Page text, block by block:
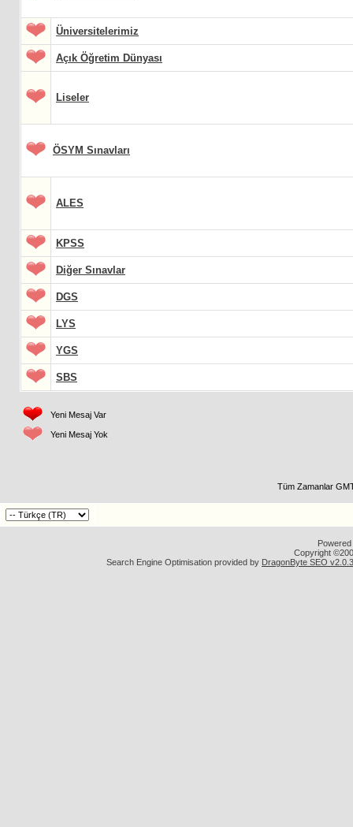
Üniversitelerimiz
Açık Öğretim Dünyası
Liseler
ÖSYM Sınavları
ALES
KPSS
Diğer Sınavlar
DGS
LYS
YGS
SBS
Yeni Mesaj Var
Yeni Mesaj Yok
Tüm Zamanlar
Copyright
Search Engine Optimisation provided by DragonByte SEO